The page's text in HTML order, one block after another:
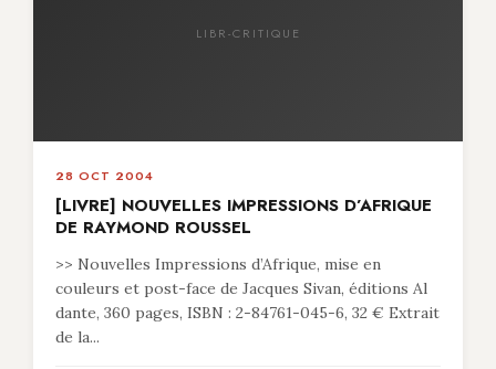
LIBR-CRITIQUE
28 OCT 2004
[LIVRE] NOUVELLES IMPRESSIONS D’AFRIQUE
DE RAYMOND ROUSSEL
>> Nouvelles Impressions d’Afrique, mise en
couleurs et post-face de Jacques Sivan, éditions Al
dante, 360 pages, ISBN : 2-84761-045-6, 32 € Extrait
de la...